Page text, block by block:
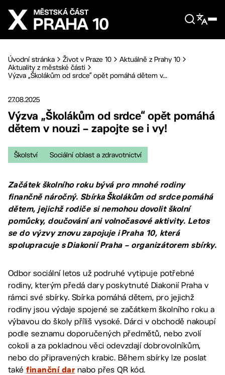
Přejít na hlavní obsah
Úvodní stránka Život v Praze 10
Aktuálně z Prahy 10
Aktuality z městské části
Výzva „Školákům od srdce“ opět pomáhá dětem v...
27.08.2025
Výzva „Školákům od srdce“ opět pomáhá
dětem v nouzi – zapojte se i vy!
Školství Sociální oblast a zdravotnictví
Začátek školního roku bývá pro mnohé rodiny
finančně náročný. Sbírka Školákům od srdce pomáhá
dětem, jejichž rodiče si nemohou dovolit školní
pomůcky, doučování ani volnočasové aktivity. Letos
se do výzvy znovu zapojuje i Praha 10, která
spolupracuje s Diakonií Praha – organizátorem sbírky.
Odbor sociální letos už podruhé vytipuje potřebné
rodiny, kterým předá dary poskytnuté Diakonií Praha v
rámci své sbírky. Sbírka pomáhá dětem, pro jejichž
rodiny jsou výdaje spojené se začátkem školního roku a
výbavou do školy příliš vysoké. Dárci v obchodě nakoupí
podle seznamu doporučených předmětů, nebo zvolí
cokoli a za pokladnou věci odevzdají dobrovolníkům,
nebo do připravených krabic. Během sbírky lze poslat
takéfinanční dar nabo přes QR kód.